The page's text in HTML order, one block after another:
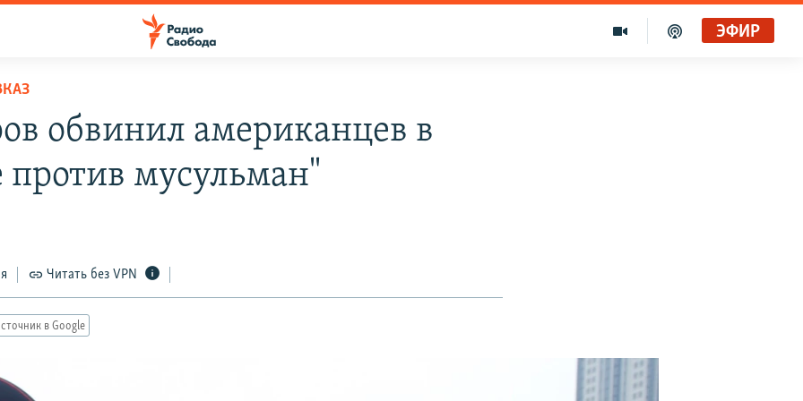
ЭФИР
обвинил американцев в
против мусульман"
Читать без VPN
в Google